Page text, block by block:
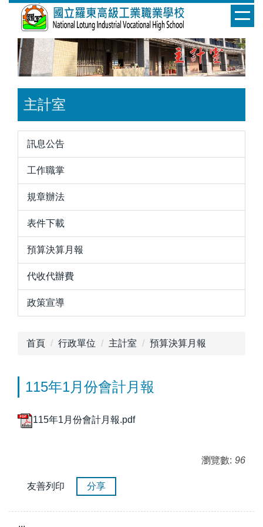
主計室
訊息公告
工作職掌
規章辦法
表件下載
預算決算月報
代收代辦費
政策宣導
首頁 行政單位 主計室 預算決算月報
115年1月份會計月報
115年1月份會計月報.pdf
瀏覽數: 96
友善列印 分享